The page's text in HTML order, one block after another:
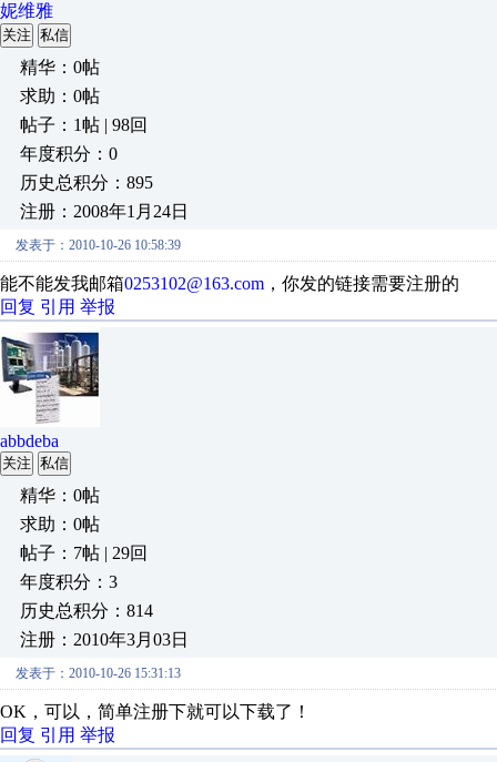
妮维雅
关注 私信
精华：0帖
求助：0帖
帖子：1帖 | 98回
年度积分：0
历史总积分：895
注册：2008年1月24日
发表于：2010-10-26 10:58:39
能不能发我邮箱0253102@163.com ，你发的链接需要注册的
回复 引用 举报
abbdeba
关注 私信
精华：0帖
求助：0帖
帖子：7帖 | 29回
年度积分：3
历史总积分：814
注册：2010年3月03日
发表于：2010-10-26 15:31:13
OK，可以，简单注册下就可以下载了！
回复 引用 举报